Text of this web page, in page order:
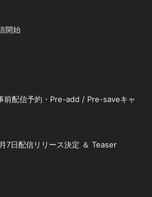
開始
前配信予約・Pre-add / Pre-saveキャ
7日配信リリース決定 ＆ Teaser